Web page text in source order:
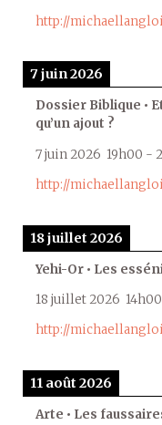
http://
7 juin 2026
Dossier Biblique •
qu’un ajout ?
7 juin 2026 19h00 -
http://
18 juillet 2026
Yehi-Or • Les
18 juillet 2026 14h00
http://
11 août 2026
Arte • Les